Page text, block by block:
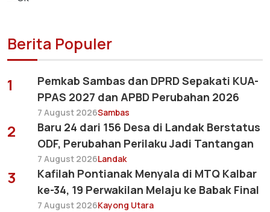
Berita Populer
1
Pemkab Sambas dan DPRD Sepakati KUA-
PPAS 2027 dan APBD Perubahan 2026
7 August 2026Sambas
2
Baru 24 dari 156 Desa di Landak Berstatus
ODF, Perubahan Perilaku Jadi Tantangan
7 August 2026Landak
3
Kafilah Pontianak Menyala di MTQ Kalbar
ke-34, 19 Perwakilan Melaju ke Babak Final
7 August 2026Kayong Utara